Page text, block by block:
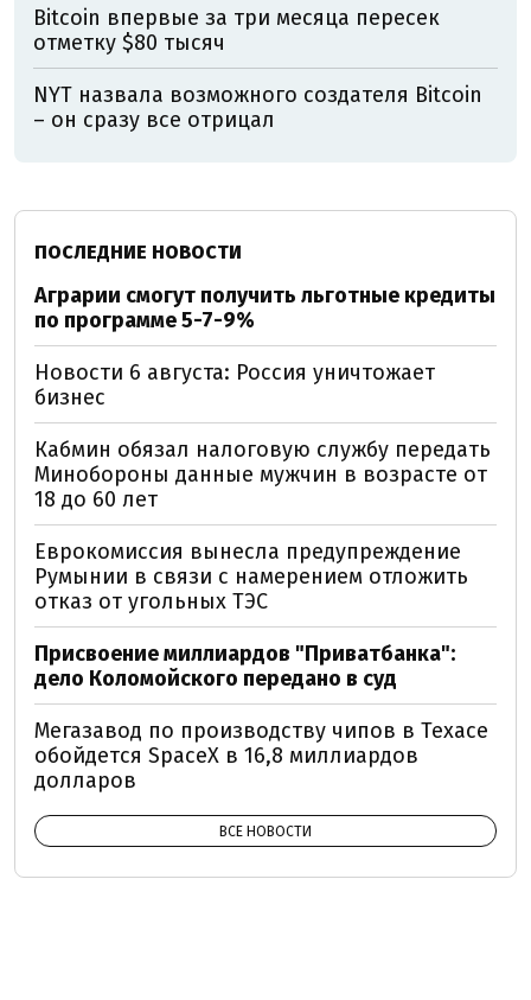
Bitcoin впервые за три месяца пересек
отметку $80 тысяч
NYT назвала возможного создателя Bitcoin
– он сразу все отрицал
ПОСЛЕДНИЕ НОВОСТИ
Аграрии смогут получить льготные кредиты
по программе 5-7-9%
Новости 6 августа: Россия уничтожает
бизнес
Кабмин обязал налоговую службу передать
Минобороны данные мужчин в возрасте от
18 до 60 лет
Еврокомиссия вынесла предупреждение
Румынии в связи с намерением отложить
отказ от угольных ТЭС
Присвоение миллиардов "Приватбанка":
дело Коломойского передано в суд
Мегазавод по производству чипов в Техасе
обойдется SpaceX в 16,8 миллиардов
долларов
ВСЕ НОВОСТИ